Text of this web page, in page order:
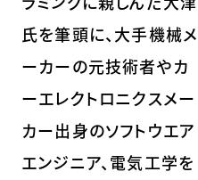
氏を筆頭に、大手機械メ
ーカーの元技術者やカ
ーエレクトロニクスメー
カー出身のソフトウエア
エンジニア、電気工学を